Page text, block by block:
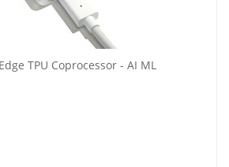
TPU Coprocessor - AI ML